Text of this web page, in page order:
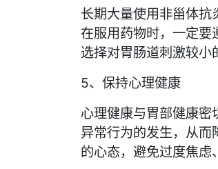
长期大量使用非甾体抗
在服用药物时，一定要
选择对胃肠道刺激较小
5、保持心理健康
心理健康与胃部健康
异常行为的发生，从
的心态，避免过度焦虑